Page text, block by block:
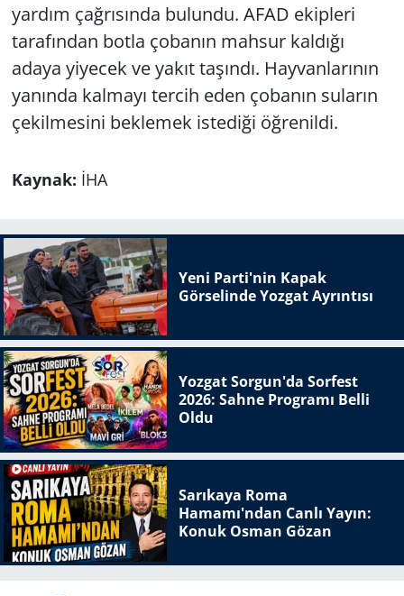
yardım çağrısında bulundu. AFAD ekipleri
tarafından botla çobanın mahsur kaldığı
adaya yiyecek ve yakıt taşındı. Hayvanlarının
yanında kalmayı tercih eden çobanın suların
çekilmesini beklemek istediği öğrenildi.
Kaynak: İHA
Yeni Parti'nin Kapak
Görselinde Yozgat Ayrıntısı
Yozgat Sorgun'da Sorfest
2026: Sahne Programı Belli
Oldu
Sarıkaya Roma
Hamamı'ndan Canlı Yayın:
Konuk Osman Gözan